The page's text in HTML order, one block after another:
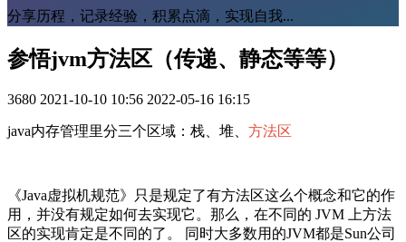
分享历程，记录经验，积累点滴，实现自我...
参悟jvm方法区（传递、静态等等）
3680 2021-10-10 10:56 2022-05-16 16:15
java内存管理里分三个区域：栈、堆、 方法区
《Java虚拟机规范》只是规定了有方法区这么个概念和它的作
用，并没有规定如何去实现它。那么，在不同的 JVM 上方法
区的实现肯定是不同的了。 同时大多数用的JVM都是Sun公司